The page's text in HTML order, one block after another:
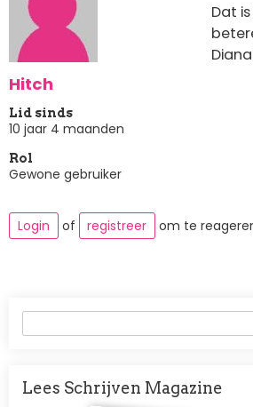
Hitch
Lid sinds
10 jaar 4 maanden
Rol
Gewone gebruiker
Dat
Login of registreer om te
Lees Schrijven Magazine